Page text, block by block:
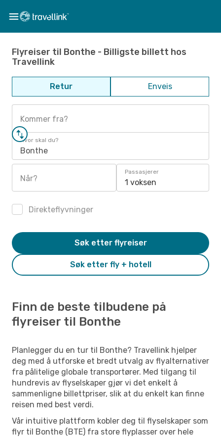
Flyreiser til Bonthe - Billigste billett hos
Travellink
Retur Enveis
Kommer fra?
Hvor skal du?
Bonthe
Når?
Passasjerer
1 voksen
Direkteflyvninger
Søk etter fly + hotell
Søk etter flyreiser
Finn de beste tilbudene på
flyreiser til Bonthe
Planlegger du en tur til Bonthe? Travellink hjelper
deg med å utforske et bredt utvalg av flyalternativer
fra pålitelige globale transportører. Med tilgang til
hundrevis av flyselskaper gjør vi det enkelt å
sammenligne billettpriser, slik at du enkelt kan finne
reisen med best verdi.
Vår intuitive plattform kobler deg til flyselskaper som
flyr til Bonthe (BTE) fra store flyplasser over hele